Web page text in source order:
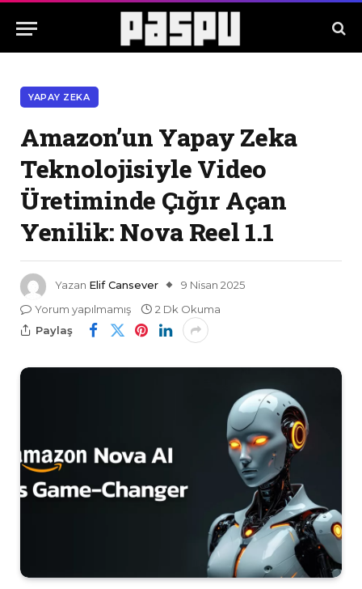
YAPAY ZEKA
Amazon’un Yapay Zeka
Teknolojisiyle Video
Üretiminde Çığır Açan
Yenilik: Nova Reel 1.1
Yazan Elif Cansever
9 Nisan 2025
Yorum yapılmamış
2 Dk Okuma
Paylaş